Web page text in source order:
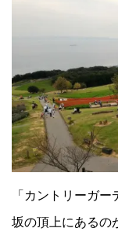
「カントリーガー
坂の頂上にあるの